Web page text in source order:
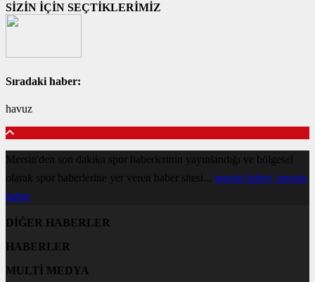
SİZİN İÇİN SEÇTİKLERİMİZ
Sıradaki haber:
havuz
Mersin'den son dakika spor haberlerinin yayınlandığı ve bölgesel
olarak spor haberlerine yer veren haber sitesi... mersin haber mersin
haber
DİĞER HABERLER
HABERLER
MULTİ MEDYA